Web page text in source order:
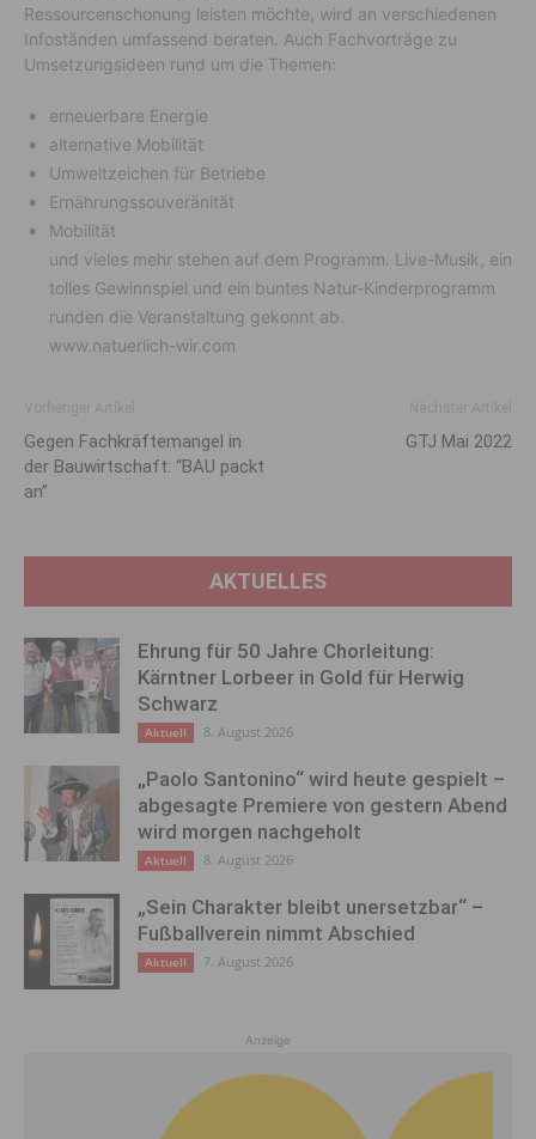
Ressourcenschonung leisten möchte, wird an verschiedenen
Infoständen umfassend beraten. Auch Fachvorträge zu
Umsetzungsideen rund um die Themen:
erneuerbare Energie
alternative Mobilität
Umweltzeichen für Betriebe
Ernährungssouveränität
Mobilität
und vieles mehr stehen auf dem Programm. Live-Musik, ein
tolles Gewinnspiel und ein buntes Natur-Kinderprogramm
runden die Veranstaltung gekonnt ab.
www.natuerlich-wir.com
Gegen Fachkräfte­mangel in
der Bau­wirtschaft: “BAU packt
an”
GTJ Mai 2022
AKTUELLES
Ehrung für 50 Jahre Chorleitung:
Kärntner Lorbeer in Gold für Herwig
Schwarz
Aktuell 8. August 2026
„Paolo Santonino“ wird heute gespielt –
abgesagte Premiere von gestern Abend
wird morgen nachgeholt
Aktuell 8. August 2026
„Sein Charakter bleibt unersetzbar“ –
Fußballverein nimmt Abschied
Aktuell 7. August 2026
Anzeige